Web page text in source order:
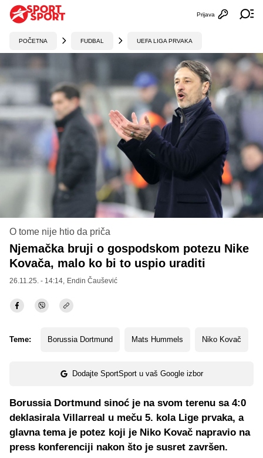
Otvori
Prijava
POČETNA FUDBAL UEFA LIGA PRVAKA
O tome nije htio da priča
Njemačka bruji o gospodskom potezu Nike
Kovača, malo ko bi to uspio uraditi
26.11.25. - 14:14, Endin Čaušević
Teme: Borussia Dortmund Mats Hummels Niko Kovač
Dodajte SportSport u vaš Google izbor
Borussia Dortmund sinoć je na svom terenu sa 4:0
deklasirala Villarreal u meču 5. kola Lige prvaka, a
glavna tema je potez koji je Niko Kovač napravio na
press konferenciji nakon što je susret završen.